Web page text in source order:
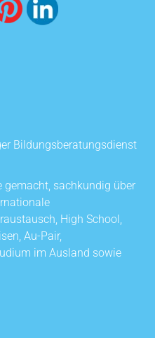
Bildungsberatungsdienst
gemacht, sachkundig über
High School,
Au-Pair,
im Ausland sowie